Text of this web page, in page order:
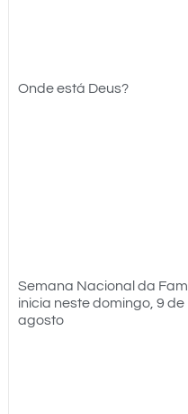
Onde está Deus?
Semana Nacional da
inicia neste domingo, 9 de
agosto